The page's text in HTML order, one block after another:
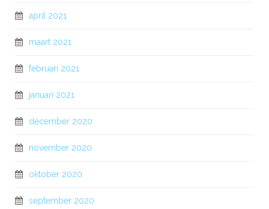
april 2021
maart 2021
februari 2021
januari 2021
december 2020
november 2020
oktober 2020
september 2020